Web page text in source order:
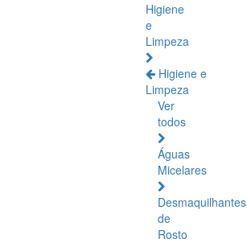
Higiene
e
Limpeza
Higiene e
Limpeza
Ver
todos
Águas
Micelares
Desmaquilhantes
de
Rosto